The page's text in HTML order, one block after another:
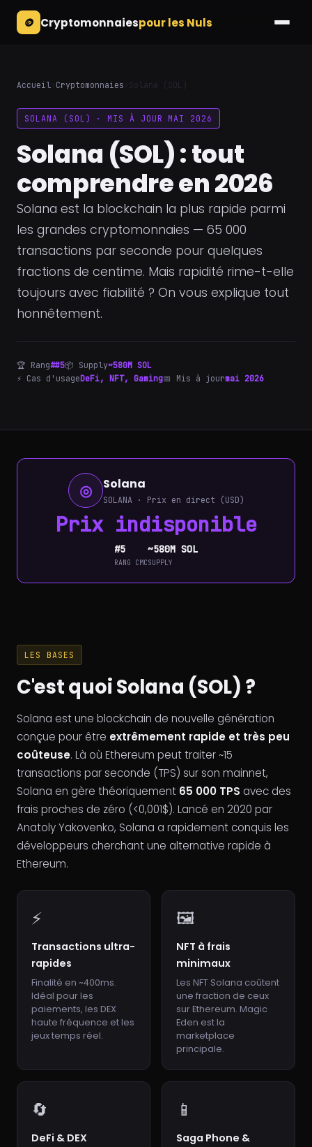
🪙 Cryptomonnaiespour les Nuls
Accueil › Cryptomonnaies › Solana (SOL)
SOLANA (SOL) · MIS À JOUR MAI 2026
Solana (SOL) : tout
comprendre en 2026
Solana est la blockchain la plus rapide parmi
les grandes cryptomonnaies — 65 000
transactions par seconde pour quelques
fractions de centime. Mais rapidité rime-t-elle
toujours avec fiabilité ? On vous explique tout
honnêtement.
🏆 Rang##5📦 Supply~580M SOL
⚡ Cas d'usageDeFi, NFT, Gaming📅 Mis à jourmai 2026
◎ Solana
SOLANA · Prix en direct (USD)
Prix indisponible
#5
RANG CMC
~580M SOL
SUPPLY
LES BASES
C'est quoi Solana (SOL) ?
Solana est une blockchain de nouvelle génération
conçue pour être extrêmement rapide et très peu
coûteuse. Là où Ethereum peut traiter ~15
transactions par seconde (TPS) sur son mainnet,
Solana en gère théoriquement 65 000 TPS avec des
frais proches de zéro (<0,001$). Lancé en 2020 par
Anatoly Yakovenko, Solana a rapidement conquis les
développeurs cherchant une alternative rapide à
Ethereum.
⚡
Transactions ultra-
rapides
Finalité en ~400ms.
Idéal pour les
paiements, les DEX
haute fréquence et les
jeux temps réel.
🖼
NFT à frais
minimaux
Les NFT Solana coûtent
une fraction de ceux
sur Ethereum. Magic
Eden est la
marketplace
principale.
🔄
DeFi & DEX
📱
Saga Phone &